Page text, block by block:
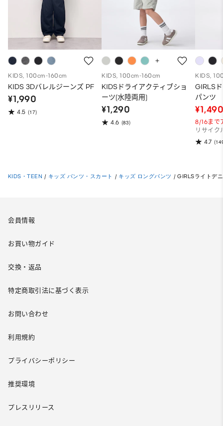
KIDS, 100cm-160cm
KIDS 3Dバレルジーンズ PF
¥1,990
4.5 (17)
KIDS, 100cm-160cm
KIDSドライアクティブショ
ーツ(水陸両用)
¥1,290
4.6 (83)
KIDS,
GIRLS
パンツ
8/16まで
リサイク
4.7
KIDS・TEEN / キッズ パンツ・スカート / キッズ ロングパンツ / GIRLSライトデ
会員情報
お買い物ガイド
交換・返品
特定商取引法に基づく表示
お問い合わせ
利用規約
プライバシーポリシー
推奨環境
プレスリリース